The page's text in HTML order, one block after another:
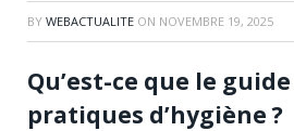
BY WEBACTUALITE ON NOVEMBRE 19, 2025
Qu’est-ce que le
pratiques d’hygiène ?